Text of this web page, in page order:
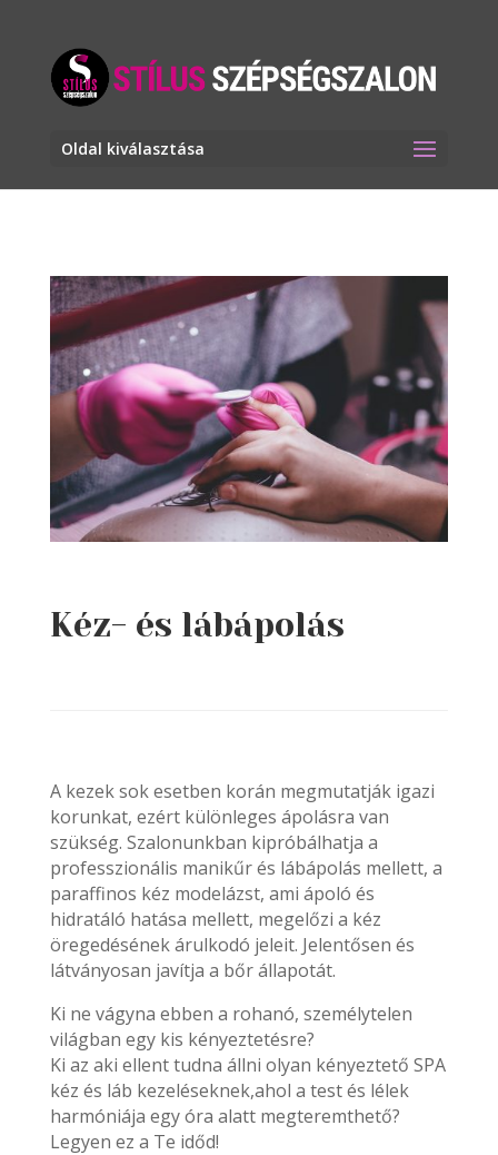
Oldal kiválasztása
Kéz- és lábápolás
A kezek sok esetben korán megmutatják igazi
korunkat, ezért különleges ápolásra van
szükség. Szalonunkban kipróbálhatja a
professzionális manikűr és lábápolás mellett, a
paraffinos kéz modelázst, ami ápoló és
hidratáló hatása mellett, megelőzi a kéz
öregedésének árulkodó jeleit. Jelentősen és
látványosan javítja a bőr állapotát.
Ki ne vágyna ebben a rohanó, személytelen
világban egy kis kényeztetésre?
Ki az aki ellent tudna állni olyan kényeztető SPA
kéz és láb kezeléseknek,ahol a test és lélek
harmóniája egy óra alatt megteremthető?
Legyen ez a Te időd!